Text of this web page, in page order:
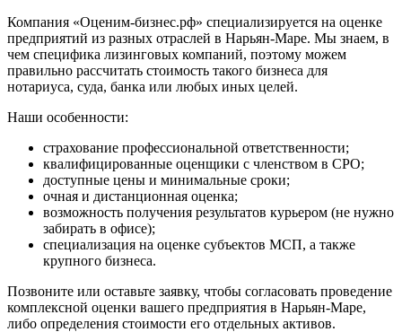
Компания «Оценим-бизнес.рф» специализируется на оценке
предприятий из разных отраслей в Нарьян-Маре. Мы знаем, в
чем специфика лизинговых компаний, поэтому можем
правильно рассчитать стоимость такого бизнеса для
нотариуса, суда, банка или любых иных целей.
Наши особенности:
страхование профессиональной ответственности;
квалифицированные оценщики с членством в СРО;
доступные цены и минимальные сроки;
очная и дистанционная оценка;
возможность получения результатов курьером (не нужно
забирать в офисе);
специализация на оценке субъектов МСП, а также
крупного бизнеса.
Позвоните или оставьте заявку, чтобы согласовать проведение
комплексной оценки вашего предприятия в Нарьян-Маре,
либо определения стоимости его отдельных активов.
Заполярный
Зарайск
Заречный
Заринск
Звенигород
Зеленодольск
Златоуст
Иваново
Ивантеевка
Ирбит